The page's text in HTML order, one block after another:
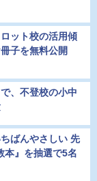
ット校の活用傾
子を無料公開
、不登校の小中
ばんやさしい 先
本』を抽選で5名